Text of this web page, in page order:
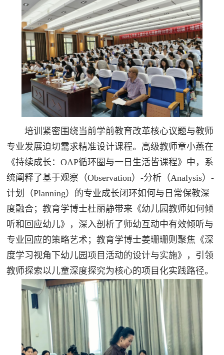
培训紧密围绕当前学前教育改革核心议题与教师
专业发展迫切需求精准设计课程。高级教师章小燕在
《持续成长：OAP循环圈与一日生活皆课程》中，系
统阐释了基于观察（Observation）-分析（Analysis）-
计划（Planning）的专业成长闭环如何与日常保教深
度融合；教育学博士杜丽静带来《幼儿园教师如何倾
听和回应幼儿》，深入剖析了师幼互动中有效倾听与
专业回应的策略艺术；教育学博士姜珊珊则聚焦《深
度学习视角下幼儿园项目活动的设计与实施》，引领
教师探索以儿童深度探究为核心的项目化实践路径。